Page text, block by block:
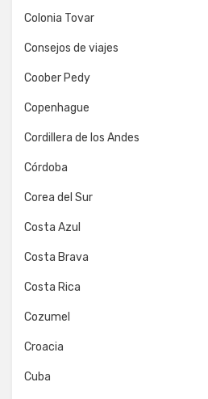
Colonia Tovar
Consejos de viajes
Coober Pedy
Copenhague
Cordillera de los Andes
Córdoba
Corea del Sur
Costa Azul
Costa Brava
Costa Rica
Cozumel
Croacia
Cuba